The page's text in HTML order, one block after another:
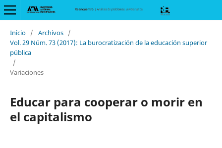
Inicio / Archivos /
Vol. 29 Núm. 73 (2017): La burocratización de la educación superior
pública
/
Variaciones
Educar para cooperar o morir en
el capitalismo